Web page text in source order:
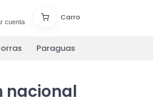
cuenta
Carro
Paraguas
nacional